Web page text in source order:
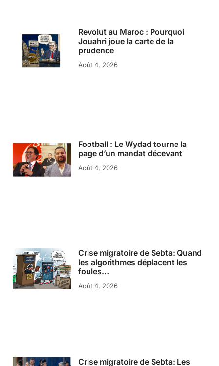
Revolut au Maroc : Pourquoi
Jouahri joue la carte de la
prudence
Août 4, 2026
Football : Le Wydad tourne la
page d’un mandat décevant
Août 4, 2026
Crise migratoire de Sebta: Quand
les algorithmes déplacent les
foules…
Août 4, 2026
Crise migratoire de Sebta: Les